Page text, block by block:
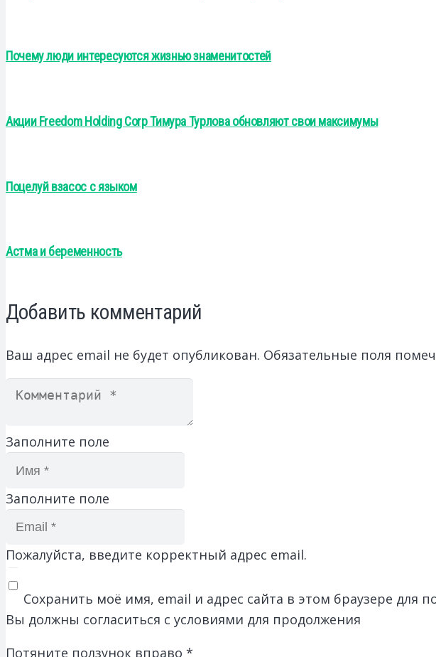
Почему люди интересуются жизнью знаменитостей
Акции Freedom Holding Corp Тимура Турлова обновляют свои максимумы
Поцелуй взасос с языком
Астма и беременность
Добавить комментарий
Ваш адрес email не будет опубликован. Обязательные поля
Заполните поле
Заполните поле
Пожалуйста, введите корректный адрес email.
Сохранить моё имя, email и адрес сайта в этом браузере для
Вы должны согласиться с условиями для продолжения
Потяните ползунок вправо *